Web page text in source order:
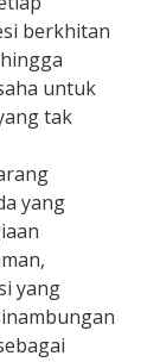
berkhitan
untuk
tak
yang
yang